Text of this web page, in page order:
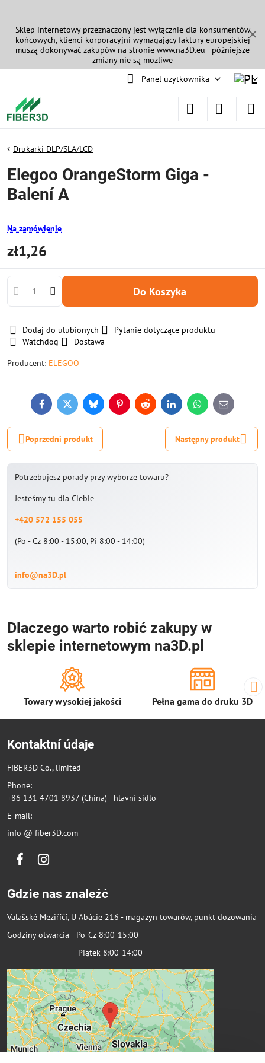
✕
Sklep internetowy przeznaczony jest wyłącznie dla konsumentów
końcowych, klienci korporacyjni wymagający faktury europejskiej
muszą dokonywać zakupów na stronie www.na3D.eu - późniejsze
zmiany nie są możliwe
Panel użytkownika
Drukarki DLP/SLA/LCD
Elegoo OrangeStorm Giga -
Balení A
Na zamówienie
zł1,26
Do Koszyka
Dodaj do ulubionych
Pytanie dotyczące produktu
Watchdog
Dostawa
Producent: ELEGOO
FacebookTwitterBlueskyPinterestReddit LinkedInWhatsApp
E-
mail
Poprzedni produkt Następny produkt
Potrzebujesz porady przy wyborze towaru?
Jesteśmy tu dla Ciebie
+420 572 155 055
(Po - Cz 8:00 - 15:00, Pi 8:00 - 14:00)
info@na3D.pl
Dlaczego warto robić zakupy w
sklepie internetowym na3D.pl
Towary wysokiej jakości Pełna gama do druku 3D
Kontaktní údaje
FIBER3D Co., limited
Phone:
+86 131 4701 8937 (China) - hlavní sídlo
E-mail:
info @ fiber3D.com
FacebookInstagram
Gdzie nas znaleźć
Valašské Meziříčí, U Abácie 216 - magazyn towarów, punkt dozowania
Godziny otwarcia Po-Cz 8:00-15:00
Piątek 8:00-14:00